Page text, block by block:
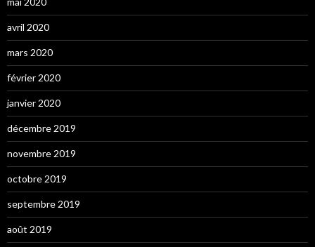
avril 2020
mars 2020
février 2020
janvier 2020
décembre 2019
novembre 2019
octobre 2019
septembre 2019
août 2019